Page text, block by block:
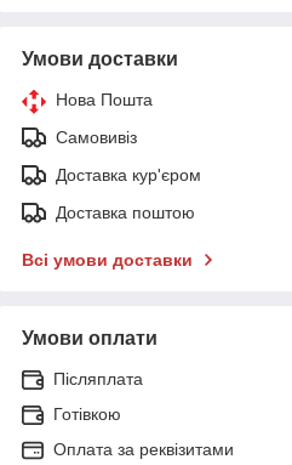
Умови доставки
Нова Пошта
Самовивіз
Доставка кур'єром
Доставка поштою
Всі умови доставки
Умови оплати
Післяплата
Готівкою
Оплата за реквізитами